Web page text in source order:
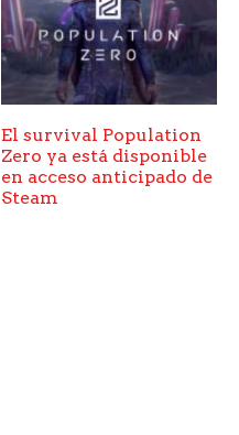
El survival Population
Zero ya está disponible
en acceso anticipado de
Steam